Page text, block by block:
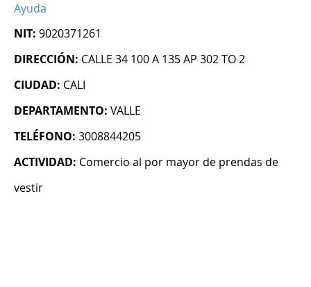
Ayuda
NIT: 9020371261
DIRECCIÓN: CALLE 34 100 A 135 AP 302 TO 2
CIUDAD: CALI
DEPARTAMENTO: VALLE
TELÉFONO: 3008844205
ACTIVIDAD: Comercio al por mayor de prendas de
vestir